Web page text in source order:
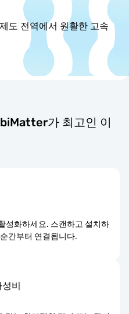
도 전역에서 원활한 고속
가 최고인 이
성화하세요. 스캔하고 설치하
간부터 연결됩니다.
비